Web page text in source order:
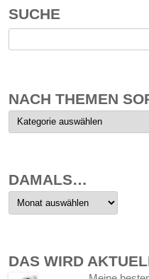
SUCHE
nach:
NACH THEMEN
Nach
Themen
DAMALS…
Damals…
DAS WIRD